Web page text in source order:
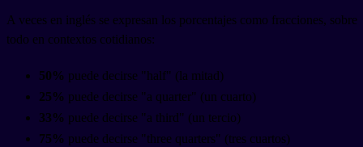
A veces en inglés se expresan los porcentajes como fracciones, sobre
todo en contextos cotidianos:
50% puede decirse "half" (la mitad)
25% puede decirse "a quarter" (un cuarto)
33% puede decirse "a third" (un tercio)
75% puede decirse "three quarters" (tres cuartos)